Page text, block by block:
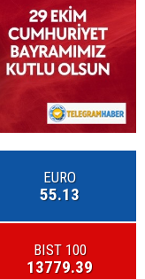
EURO
55.13
BIST 100
13779.39